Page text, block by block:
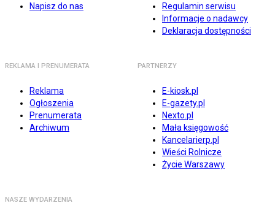
Napisz do nas
Regulamin serwisu
Informacje o nadawcy
Deklaracja dostępności
REKLAMA I PRENUMERATA
Reklama
Ogłoszenia
Prenumerata
Archiwum
PARTNERZY
E-kiosk.pl
E-gazety.pl
Nexto.pl
Mała księgowość
Kancelarierp.pl
Wieści Rolnicze
Życie Warszawy
NASZE WYDARZENIA